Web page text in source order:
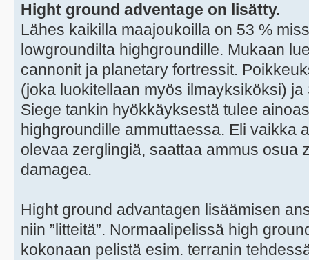
Hight ground adventage on lisätty.
Lähes kaikilla maajoukoilla on 53 %
lowgroundilta highgroundille. Mukaan
cannonit ja planetary fortressit.
(joka luokitellaan myös ilmayksiköksi)
Siege tankin hyökkäyksestä tulee
highgroundille ammuttaessa. Eli vaikka
olevaa zerglingiä, saattaa ammus osua
damagea.
Hight ground advantagen lisäämisen
niin ”litteitä”. Normaalipelissä high
kokonaan pelistä esim. terranin